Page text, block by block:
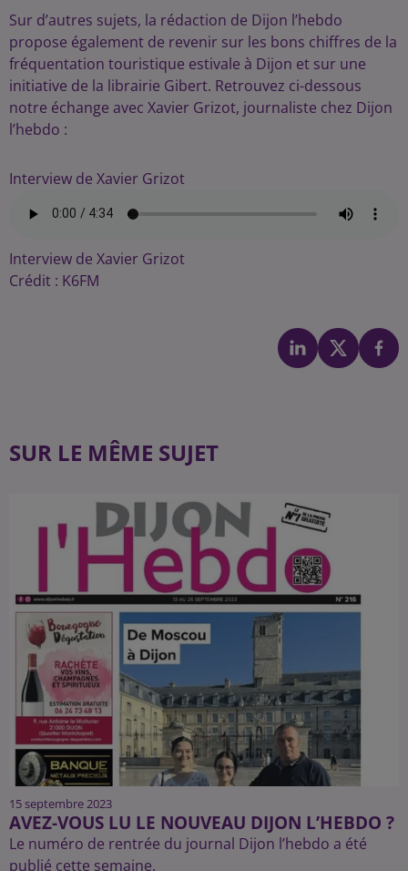
Sur d’autres sujets, la rédaction de Dijon l’hebdo
propose également de revenir sur les bons chiffres de la
fréquentation touristique estivale à Dijon et sur une
initiative de la librairie Gibert. Retrouvez ci-dessous
notre échange avec Xavier Grizot, journaliste chez Dijon
l’hebdo :
Interview de Xavier Grizot
Interview de Xavier Grizot
Crédit : K6FM
SUR LE MÊME SUJET
15 septembre 2023
AVEZ-VOUS LU LE NOUVEAU DIJON L’HEBDO ?
Le numéro de rentrée du journal Dijon l’hebdo a été
publié cette semaine.